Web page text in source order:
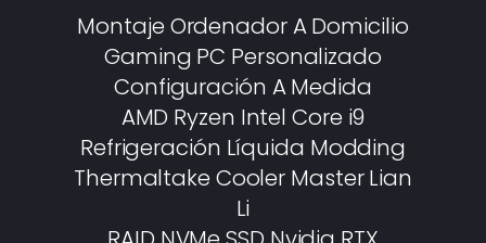
Montaje Ordenador A Domicilio
Gaming PC Personalizado
Configuración A Medida
AMD Ryzen Intel Core i9
Refrigeración Líquida Modding
Thermaltake Cooler Master Lian
Li